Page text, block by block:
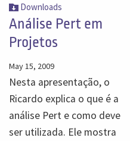
Downloads
Análise Pert em
Projetos
May 15, 2009
Nesta apresentação, o
Ricardo explica o que é a
análise Pert e como deve
ser utilizada. Ele mostra